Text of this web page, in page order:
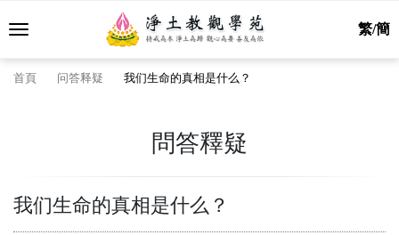
繁/簡
首頁 问答释疑 我们生命的真相是什么？
問答釋疑
我们生命的真相是什么？